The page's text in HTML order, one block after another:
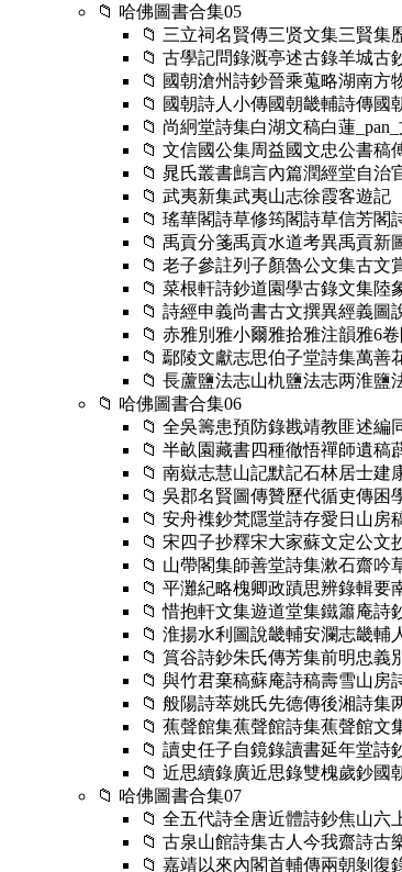
📁 哈佛圖書合集05
📁 三立祠名賢傳三贤文集三賢集
📁 古學記問錄溉亭述古錄羊城古
📁 國朝滄州詩鈔晉乘蒐略湖南方
📁 國朝詩人小傳國朝畿輔詩傳
📁 尚絅堂詩集白湖文稿白蓮
📁 文信國公集周益國文忠公書
📁 晁氏叢書鷓言內篇潤經堂自
📁 武夷新集武夷山志徐霞客遊記
📁 瑤華閣詩草修筠閣詩草信芳
📁 禹貢分箋禹貢水道考異禹貢
📁 老子參註列子顏魯公文集古文
📁 菜根軒詩鈔道園學古錄文集陸
📁 詩經申義尚書古文撰異經義
📁 赤雅別雅小爾雅拾雅注韻雅6
📁 鄢陵文獻志思伯子堂詩集萬
📁 長蘆鹽法志山朹鹽法志两淮
📁 哈佛圖書合集06
📁 全吳籌患預防錄戡靖教匪述
📁 半畝園藏書四種徹悟禪師遺
📁 南嶽志慧山記默記石林居士建
📁 吳郡名賢圖傳贊歷代循吏傳
📁 安舟襍鈔梵隱堂詩存愛日山
📁 宋四子抄釋宋大家蘇文定公
📁 山帶閣集師善堂詩集漱石齋
📁 平灘紀略槐卿政蹟思辨錄輯要
📁 惜抱軒文集遊道堂集鐵簫庵
📁 淮揚水利圖說畿輔安瀾志畿
📁 篔谷詩鈔朱氏傳芳集前明忠義
📁 與竹君棄稿蘇庵詩稿壽雪山
📁 般陽詩萃姚氏先德傳後湘詩集
📁 蕉聲館集蕉聲館詩集蕉聲館文
📁 讀史任子自鏡錄讀書延年堂
📁 近思續錄廣近思錄雙槐歲鈔國
📁 哈佛圖書合集07
📁 全五代詩全唐近體詩鈔焦山六
📁 古泉山館詩集古人今我齋詩古
📁 嘉靖以來內閣首輔傳兩朝剝復